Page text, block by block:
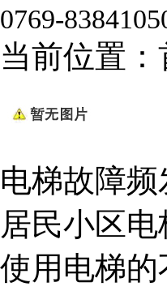
0769-
当前位置：
电梯故障
居民小区
使用电梯